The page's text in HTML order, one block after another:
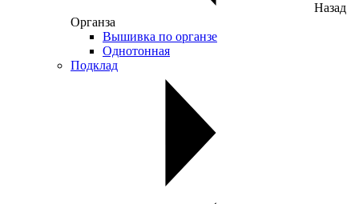
Назад
Органза
Вышивка по органзе
Однотонная
Подклад